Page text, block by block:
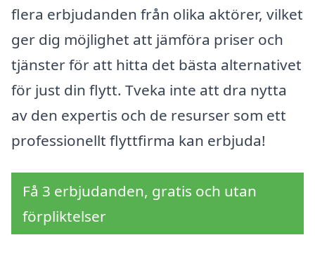
flera erbjudanden från olika aktörer, vilket
ger dig möjlighet att jämföra priser och
tjänster för att hitta det bästa alternativet
för just din flytt. Tveka inte att dra nytta
av den expertis och de resurser som ett
professionellt flyttfirma kan erbjuda!
Få 3 erbjudanden, gratis och utan
förpliktelser